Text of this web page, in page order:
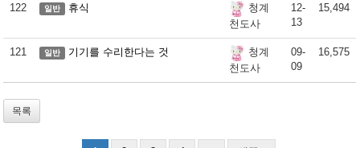
122 일반 휴식
청계
천도사
12-
13
15,494
121 일반 기기를 수리한다는 것
청계
천도사
09-
09
16,575
목록